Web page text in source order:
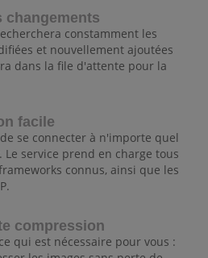
changements
constamment les
et nouvellement ajoutées
dans la file d'attente pour la
facile
se connecter à n'importe quel
Le service prend en charge tous
connus, ainsi que les
compression
qui est nécessaire pour vous :